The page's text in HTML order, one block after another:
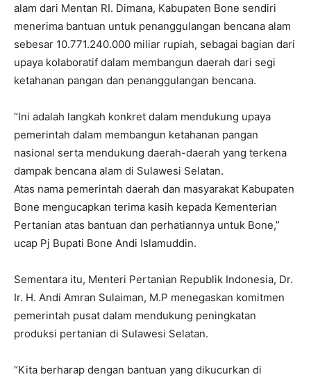
alam dari Mentan RI. Dimana, Kabupaten Bone sendiri
menerima bantuan untuk penanggulangan bencana alam
sebesar 10.771.240.000 miliar rupiah, sebagai bagian dari
upaya kolaboratif dalam membangun daerah dari segi
ketahanan pangan dan penanggulangan bencana.
“Ini adalah langkah konkret dalam mendukung upaya
pemerintah dalam membangun ketahanan pangan
nasional serta mendukung daerah-daerah yang terkena
dampak bencana alam di Sulawesi Selatan.
Atas nama pemerintah daerah dan masyarakat Kabupaten
Bone mengucapkan terima kasih kepada Kementerian
Pertanian atas bantuan dan perhatiannya untuk Bone,”
ucap Pj Bupati Bone Andi Islamuddin.
Sementara itu, Menteri Pertanian Republik Indonesia, Dr.
Ir. H. Andi Amran Sulaiman, M.P menegaskan komitmen
pemerintah pusat dalam mendukung peningkatan
produksi pertanian di Sulawesi Selatan.
“Kita berharap dengan bantuan yang dikucurkan di